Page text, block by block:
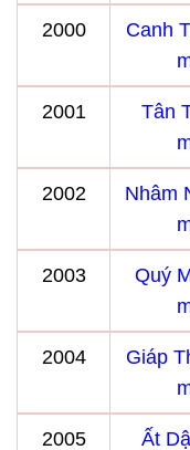
2000
Canh
2001
Tân
2002
Nhâm
2003
Quý
2004
Giáp
2005
Ất